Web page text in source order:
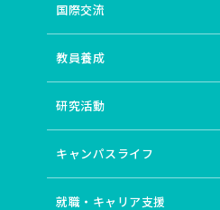
国際交流
教員養成
研究活動
キャンパスライフ
就職・キャリア支援